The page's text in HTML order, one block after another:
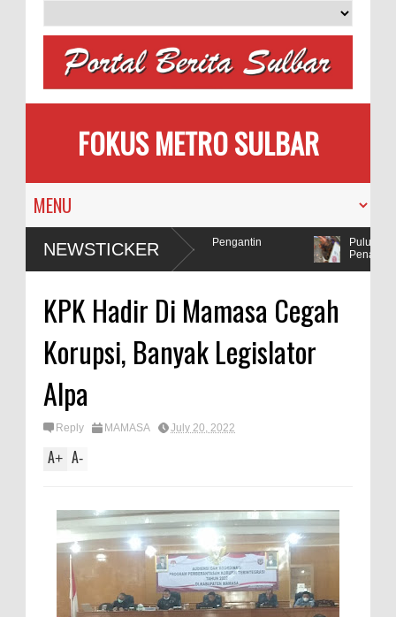
FOKUS METRO SULBAR
NEWSTICKERMAPIA Ajak Calon Pengantin
Tanam Pohon
Puluhan
Penadah
KPK Hadir Di Mamasa Cegah
Korupsi, Banyak Legislator
Alpa
Reply MAMASA July 20, 2022
A+ A-